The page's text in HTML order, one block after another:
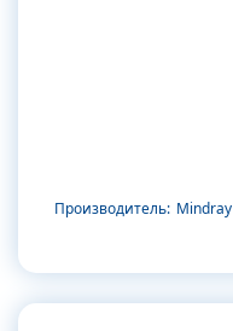
Производитель: Mindray